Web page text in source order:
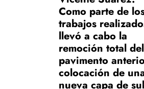
Como parte de
trabajos
llevó a cabo la
remoción total del
pavimento
colocación de
nueva capa de